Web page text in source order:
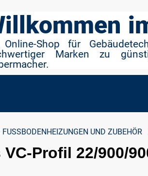
Shop für
Marken zu
UND ZUBEHÖR
Profil 22/900/